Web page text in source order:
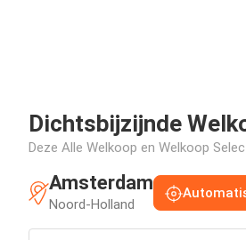
Dichtsbijzijnde
Deze Alle Welkoop en Welkoop
Amsterdam
Noord-Holland